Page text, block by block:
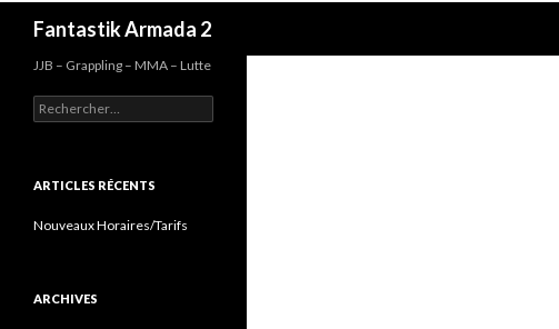
Fantastik Armada 2
JJB – Grappling – MMA – Lutte
Rechercher :
ARTICLES RÉCENTS
Nouveaux Horaires/Tarifs
ARCHIVES